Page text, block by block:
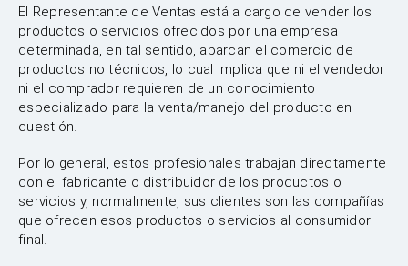
El Representante de Ventas está a cargo de vender los
productos o servicios ofrecidos por una empresa
determinada, en tal sentido, abarcan el comercio de
productos no técnicos, lo cual implica que ni el vendedor
ni el comprador requieren de un conocimiento
especializado para la venta/manejo del producto en
cuestión.
Por lo general, estos profesionales trabajan directamente
con el fabricante o distribuidor de los productos o
servicios y, normalmente, sus clientes son las compañías
que ofrecen esos productos o servicios al consumidor
final.